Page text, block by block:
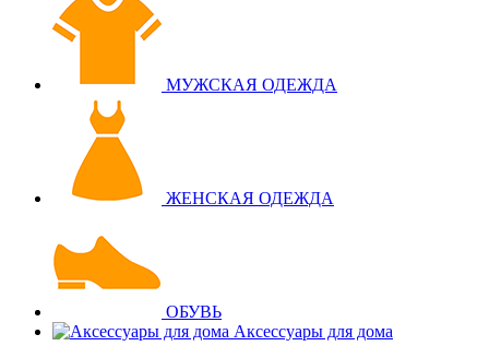
МУЖСКАЯ ОДЕЖДА
ЖЕНСКАЯ ОДЕЖДА
ОБУВЬ
Аксессуары для дома